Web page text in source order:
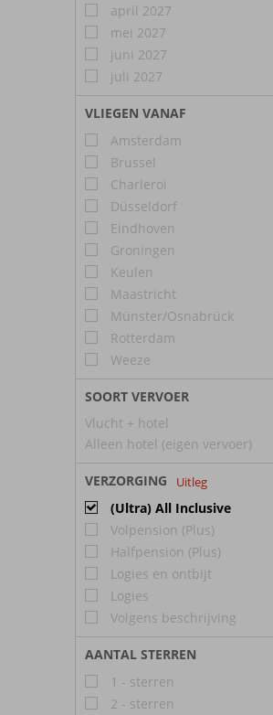
april 2027
mei 2027
juni 2027
juli 2027
VLIEGEN VANAF
Amsterdam
Brussel
Charleroi
Düsseldorf
Eindhoven
Groningen
Keulen
Maastricht
Münster/Osnabrück
Rotterdam
Weeze
SOORT VERVOER
Vlucht + hotel
Alleen hotel (eigen vervoer)
VERZORGING Uitleg
(Ultra) All Inclusive
Volpension (Plus)
Halfpension (Plus)
Logies en ontbijt
Logies
Volgens beschrijving
AANTAL STERREN
1 - sterren
2 - sterren